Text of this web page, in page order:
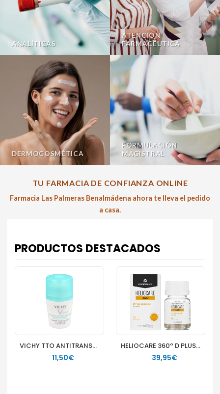
ANALÍTICAS
ATENCIÓN
FARMACÉUTICA
DERMOCOSMÉTICA
FORMULACIÓN
MAGISTRAL
TU FARMACIA DE CONFIANZA ONLINE
Farmacia Las Palmeras Benalmádena ahora te lleva el pedido
a casa.